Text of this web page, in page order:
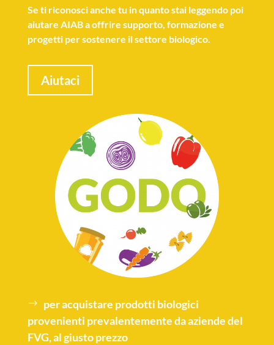
Se ti riconosci anche tu in quanto stai leggendo poi
aiutare AIAB a offrire supporto, formazione e
progetti per sostenere il settore biologico.
Aiutaci
per acquistare prodotti biologici
provenienti prevalentemente da aziende del
FVG, al giusto prezzo